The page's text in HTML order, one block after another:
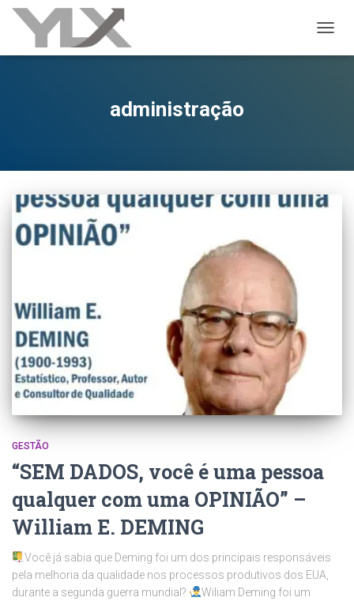
administração
GESTÃO
“SEM DADOS, você é uma pessoa
qualquer com uma OPINIÃO” –
William E. DEMING
Você já sabia que Deming foi um dos principais responsáveis
pela melhoria da qualidade nos processos produtivos dos EUA,
durante a segunda guerra mundial?
Wiliam Deming foi um